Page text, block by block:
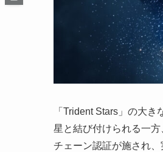
「Trident Stars」の大
星と結び付けられる一
チェーン認証が施され、